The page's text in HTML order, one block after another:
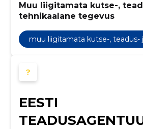
Muu liigitamata kutse-,
tehnikaalane tegevus
muu liigitamata kutse-, teadus-
tegevus
EESTI